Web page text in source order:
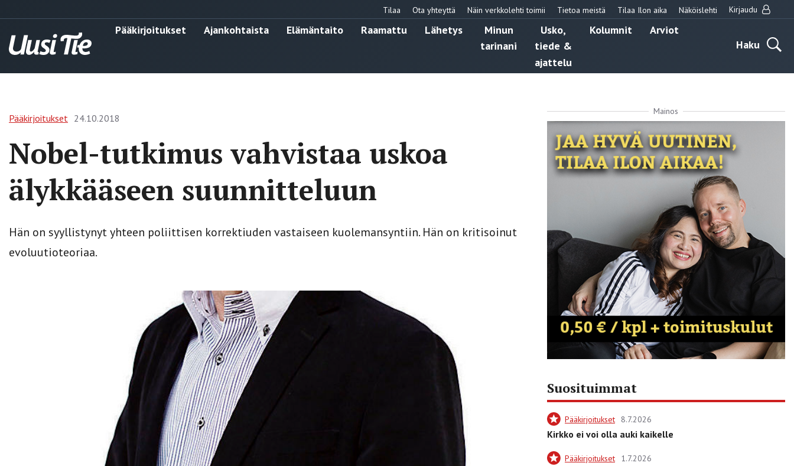
Tilaa Ota yhteyttä Näin verkkolehti toimii Tietoa meistä Tilaa Ilon aika Näköislehti Kirjaudu
Pääkirjoitukset Ajankohtaista Elämäntaito Raamattu Lähetys
Minun
tarinani
Usko,
tiede &
ajattelu
Kolumnit
Arviot
Haku
Pääkirjoitukset 24.10.2018
Nobel-tutkimus vahvistaa uskoa
älykkääseen suunnitteluun
Hän on syyllistynyt yhteen poliittisen korrektiuden vastaiseen kuolemansyntiin. Hän on kritisoinut
evoluutioteoriaa.
Mainos
Suosituimmat
Pääkirjoitukset 8.7.2026
Kirkko ei voi olla auki kaikelle
Pääkirjoitukset 1.7.2026